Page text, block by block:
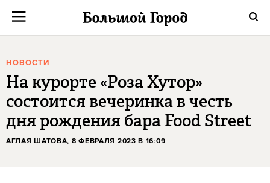
НОВОСТИ
На курорте «Роза Хутор»
состоится вечеринка в честь
дня рождения бара Food Street
АГЛАЯ ШАТОВА, 8 ФЕВРАЛЯ 2023 В 16:09